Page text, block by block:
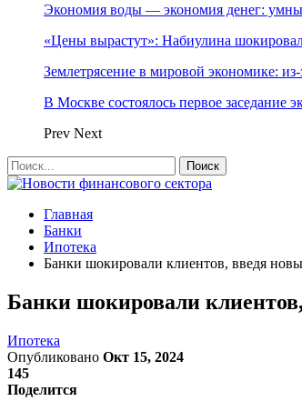
Экономия воды — экономия денег:
«Цены вырастут»: Набиулина
Землетрясение в мировой экономике:
В Москве состоялось первое заседание
Prev Next
Главная
Банки
Ипотека
Банки шокировали клиентов, введя
Банки шокировали
Ипотека
Опубликовано Окт 15, 2024
145
Поделится